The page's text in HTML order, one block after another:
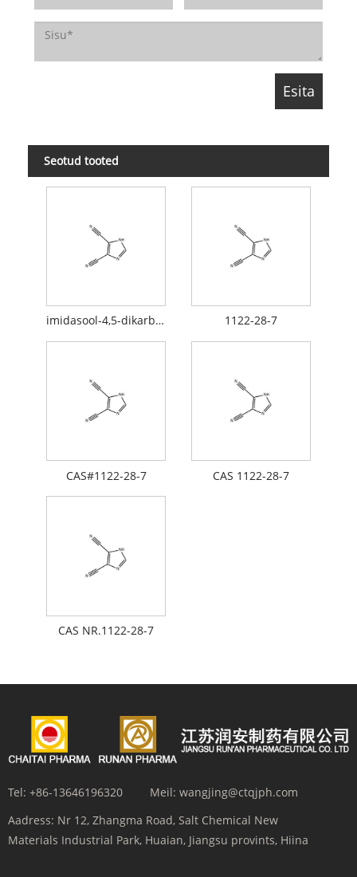
Seotud tooted
imidasool-4,5-dikarbonitriil 1122-28-7
CAS#1122-28-7 CAS 1122-28-7
CAS NR.1122-28-7
Tel: +86-13646196320 Meil: wangjing@ctqjph.com
Aadress: Nr 12, Zhangma Road, Salt Chemical New
Materials Industrial Park, Huaian, Jiangsu provints, Hiina